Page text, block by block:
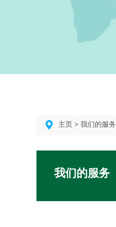
主页 > 我们的服务
我们的服务